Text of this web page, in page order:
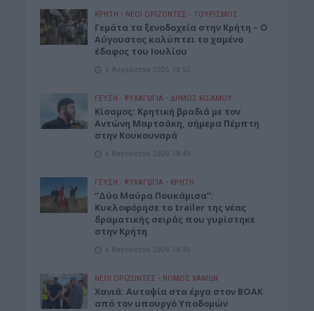
ΚΡΗΤΗ • ΝΕΟΙ ΟΡΙΖΟΝΤΕΣ • ΤΟΥΡΙΣΜΟΣ
Γεμάτα τα ξενοδοχεία στην Κρήτη – Ο
Αύγουστος καλύπτει το χαμένο
έδαφος του Ιουλίου
6 Αυγούστου 2026 18:55
ΓΕΎΣΗ - ΨΥΧΑΓΩΓΊΑ • ΔΉΜΟΣ ΚΙΣΆΜΟΥ
Kίσαμος: Κρητική βραδιά με τον
Αντώνη Μαρτσάκη, σήμερα Πέμπτη
στην Κουκουναρά
6 Αυγούστου 2026 18:43
ΓΕΎΣΗ - ΨΥΧΑΓΩΓΊΑ • ΚΡΗΤΗ
“Δύο Μαύρα Πουκάμισα”:
Κυκλοφόρησε το trailer της νέας
δραματικής σειράς που γυρίστηκε
στην Κρήτη
6 Αυγούστου 2026 18:35
ΝΕΟΙ ΟΡΙΖΟΝΤΕΣ • ΝΟΜΌΣ ΧΑΝΊΩΝ
Χανιά: Αυτοψία στα έργα στον ΒΟΑΚ
από τον υπουργό Υποδομών